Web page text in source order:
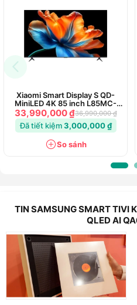
Xiaomi Smart Display S QD-
MiniLED 4K 85 inch L85MC-
STWN
33,990,000 ₫36,990,000 ₫
Đã tiết kiệm3,000,000 ₫
So sánh
TIN SAMSUNG SMART TIVI
QLED AI